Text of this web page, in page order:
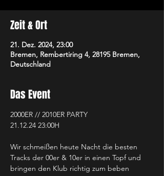
Zeit & Ort
21. Dez. 2024, 23:00
Bremen, Rembertiring 4, 28195 Bremen,
Deutschland
Das Event
2000ER // 2010ER PARTY
21.12.24 23:00H
Wir schmeißen heute Nacht die besten
Tracks der 00er & 10er in einen Topf und
bringen den Klub richtig zum beben